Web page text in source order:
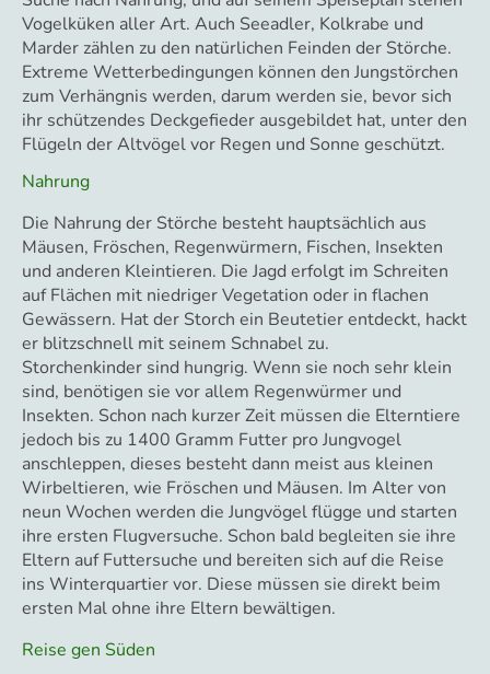
Vogelküken aller Art. Auch Seeadler, Kolkrabe und
Marder zählen zu den natürlichen Feinden der Störche.
Extreme Wetterbedingungen können den Jungstörchen
zum Verhängnis werden, darum werden sie, bevor sich
ihr schützendes Deckgefieder ausgebildet hat, unter den
Flügeln der Altvögel vor Regen und Sonne geschützt.
Nahrung
Die Nahrung der Störche besteht hauptsächlich aus
Mäusen, Fröschen, Regenwürmern, Fischen, Insekten
und anderen Kleintieren. Die Jagd erfolgt im Schreiten
auf Flächen mit niedriger Vegetation oder in flachen
Gewässern. Hat der Storch ein Beutetier entdeckt, hackt
er blitzschnell mit seinem Schnabel zu.
Storchenkinder sind hungrig. Wenn sie noch sehr klein
sind, benötigen sie vor allem Regenwürmer und
Insekten. Schon nach kurzer Zeit müssen die Elterntiere
jedoch bis zu 1400 Gramm Futter pro Jungvogel
anschleppen, dieses besteht dann meist aus kleinen
Wirbeltieren, wie Fröschen und Mäusen. Im Alter von
neun Wochen werden die Jungvögel flügge und starten
ihre ersten Flugversuche. Schon bald begleiten sie ihre
Eltern auf Futtersuche und bereiten sich auf die Reise
ins Winterquartier vor. Diese müssen sie direkt beim
ersten Mal ohne ihre Eltern bewältigen.
Reise gen Süden